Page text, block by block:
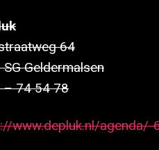
64
Geldermalsen
– 74 54 78
www.depluk.nl/